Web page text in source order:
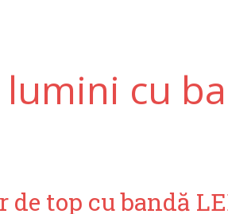
cu
top cu bandă